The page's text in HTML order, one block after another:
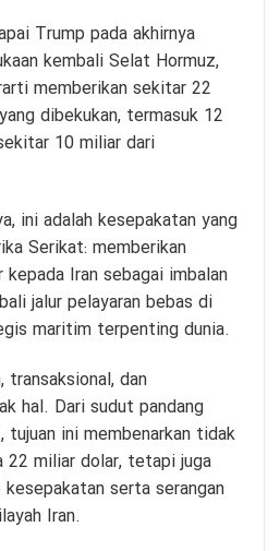
Trump pada akhirnya
kembali Selat Hormuz,
memberikan sekitar 22
dibekukan, termasuk 12
10 miliar dari
ini adalah kesepakatan yang
Serikat: memberikan
Iran sebagai imbalan
jalur pelayaran bebas di
maritim terpenting dunia.
transaksional, dan
hal. Dari sudut pandang
ini membenarkan tidak
22 miliar dolar, tetapi juga
serta serangan
Iran.